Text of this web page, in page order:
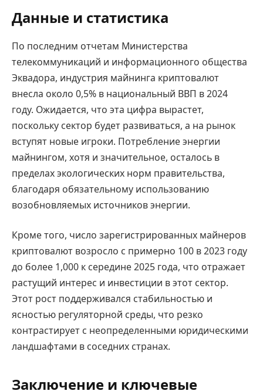
Данные и статистика
По последним отчетам Министерства
телекоммуникаций и информационного общества
Эквадора, индустрия майнинга криптовалют
внесла около 0,5% в национальный ВВП в 2024
году. Ожидается, что эта цифра вырастет,
поскольку сектор будет развиваться, а на рынок
вступят новые игроки. Потребление энергии
майнингом, хотя и значительное, осталось в
пределах экологических норм правительства,
благодаря обязательному использованию
возобновляемых источников энергии.
Кроме того, число зарегистрированных майнеров
криптовалют возросло с примерно 100 в 2023 году
до более 1,000 к середине 2025 года, что отражает
растущий интерес и инвестиции в этот сектор.
Этот рост поддерживался стабильностью и
ясностью регуляторной среды, что резко
контрастирует с неопределенными юридическими
ландшафтами в соседних странах.
Заключение и ключевые